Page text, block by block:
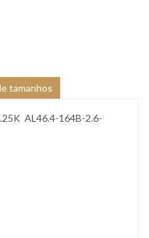
tamanhos
AL46.4-164B-2.6-